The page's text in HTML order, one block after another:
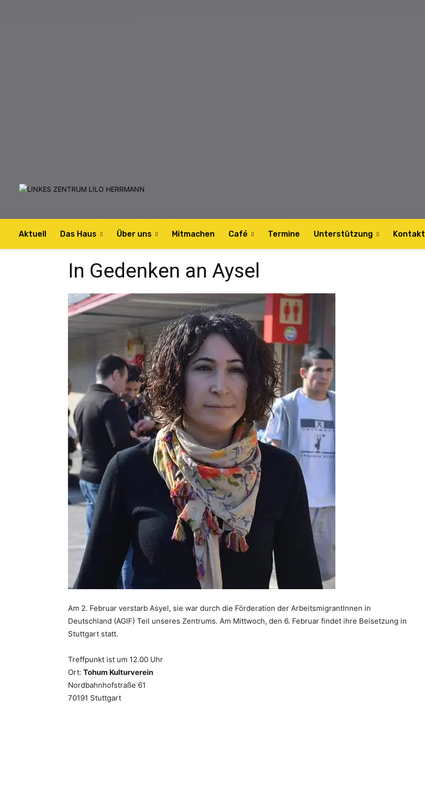
Aktuell Das Haus Über uns Mitmachen Café Termine Unterstützung Kontakt
In Gedenken an Aysel
Am 2. Februar verstarb Asyel, sie war durch die Förderation der ArbeitsmigrantInnen in
Deutschland (AGIF) Teil unseres Zentrums. Am Mittwoch, den 6. Februar findet ihre Beisetzung in
Stuttgart statt.
Treffpunkt ist um 12.00 Uhr
Ort: Tohum Kulturverein
Nordbahnhofstraße 61
70191 Stuttgart